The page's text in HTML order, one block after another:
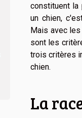
constituent la
un chien,
Mais avec
sont les
trois critères
chien.
La